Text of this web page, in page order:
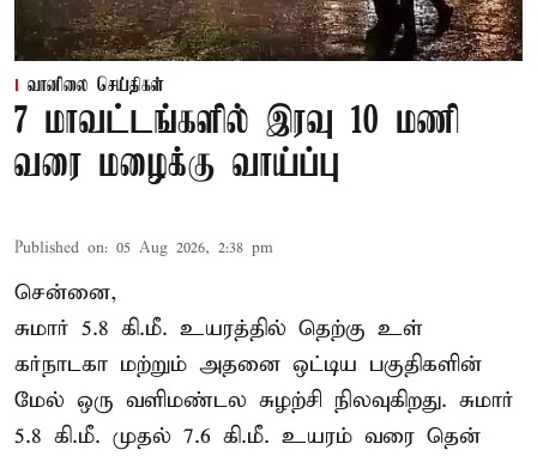
வானிலை செய்திகள்
7 மாவட்டங்களில் இரவு 10 மணி
வரை மழைக்கு வாய்ப்பு
Published on: 05 Aug 2026, 2:38 pm
சென்னை,
சுமார் 5.8 கி.மீ. உயரத்தில் தெற்கு உள்
கர்நாடகா மற்றும் அதனை ஒட்டிய பகுதிகளின்
மேல் ஒரு வளிமண்டல சுழற்சி நிலவுகிறது. சுமார்
5.8 கி.மீ. முதல் 7.6 கி.மீ. உயரம் வரை தென்